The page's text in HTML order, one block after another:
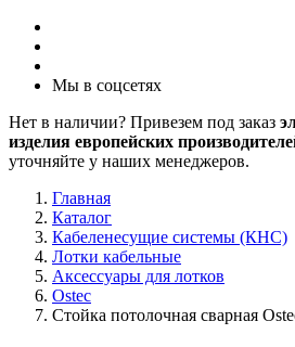
Мы в соцсетях
Нет в наличии? Привезем под заказ
изделия европейских
уточняйте у наших менеджеров.
Главная
Каталог
Кабеленесущие системы (КНС)
Лотки кабельные
Аксессуары для лотков
Ostec
Стойка потолочная сварная